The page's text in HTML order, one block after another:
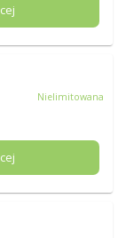
Nielimitowana